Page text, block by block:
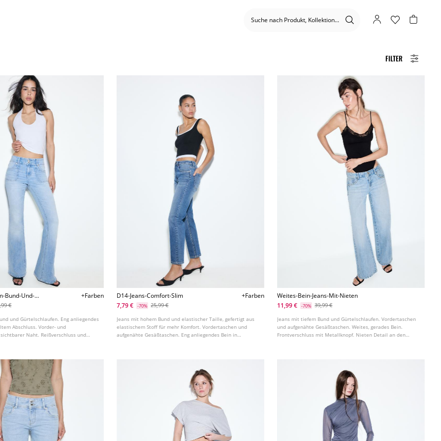
FILTER
Bund-Und-
Taschen
+Farben
€
und Gürtelschlaufen. Eng anliegendes
Abschluss. Vorder- und
Naht. Reißverschluss und
D14-Jeans-Comfort-Slim
+Farben
7,79 €
-70% 25,99 €
Jeans mit hohem Bund und elastischer Taille, gefertigt aus
elastischem Stoff für mehr Komfort. Vordertaschen und
aufgenähte Gesäßtaschen. Eng anliegendes Bein in
Weites-Bein-Jeans-Mit-Nieten
11,99 €
-70% 39,99 €
Jeans mit tiefem Bund und Gürtelschlaufen. Vordertaschen
und aufgenähte Gesäßtaschen. Weites, gerades Bein.
Frontverschluss mit Metallknopf. Nieten Detail an den